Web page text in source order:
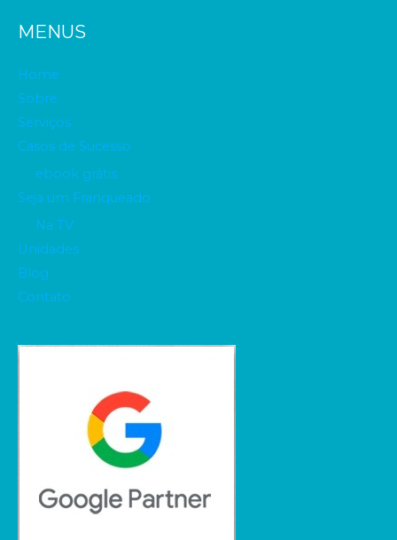
MENUS
Home
Sobre
Serviços
Casos de Sucesso
ebook grátis
Seja um Franqueado
Na TV
Unidades
Blog
Contato